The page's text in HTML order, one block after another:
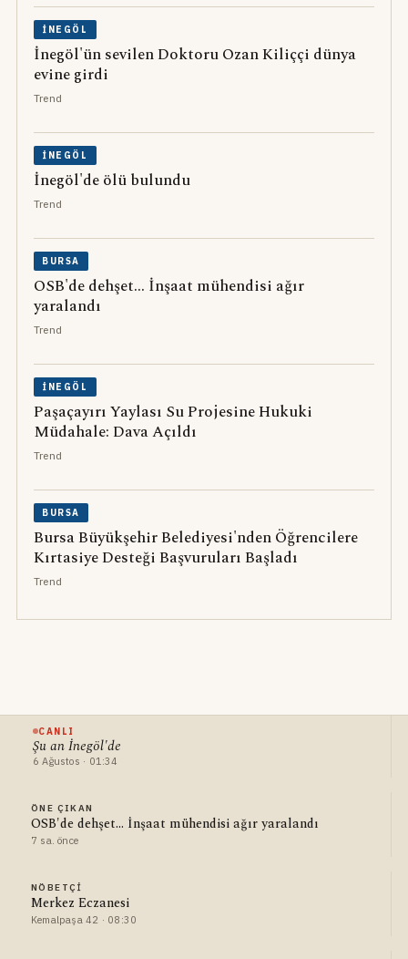
İNEGÖL
İnegöl'ün sevilen Doktoru Ozan Kiliççi dünya
evine girdi
Trend
İNEGÖL
İnegöl'de ölü bulundu
Trend
BURSA
OSB'de dehşet... İnşaat mühendisi ağır
yaralandı
Trend
İNEGÖL
Paşaçayırı Yaylası Su Projesine Hukuki
Müdahale: Dava Açıldı
Trend
BURSA
Bursa Büyükşehir Belediyesi'nden Öğrencilere
Kırtasiye Desteği Başvuruları Başladı
Trend
CANLI
Şu an İnegöl'de
6 Ağustos · 01:34
ÖNE ÇIKAN
OSB'de dehşet... İnşaat mühendisi ağır yaralandı
7 sa. önce
NÖBETÇI
Merkez Eczanesi
Kemalpaşa 42 · 08:30